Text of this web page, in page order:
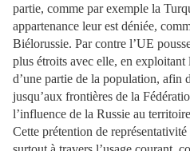
partie, comme par exemple la
appartenance leur est déniée,
Biélorussie. Par contre l’UE
plus étroits avec elle, en exploitant
d’une partie de la population, afin
jusqu’aux frontières de la
l’influence de la Russie au
Cette prétention de